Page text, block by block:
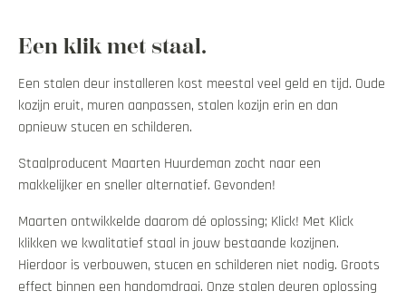
Over Klick
Stalenbundel
Veelgestelde vragen
Contact opnemen
Mijn account
Een klik met staal.
Een stalen deur installeren kost meestal veel geld en tijd. Oude
kozijn eruit, muren aanpassen, stalen kozijn erin en dan
opnieuw stucen en schilderen.
Staalproducent Maarten Huurdeman zocht naar een
makkelijker en sneller alternatief. Gevonden!
Maarten ontwikkelde daarom dé oplossing; Klick! Met Klick
klikken we kwalitatief staal in jouw bestaande kozijnen.
Hierdoor is verbouwen, stucen en schilderen niet nodig. Groots
effect binnen een handomdraai. Onze stalen deuren oplossing